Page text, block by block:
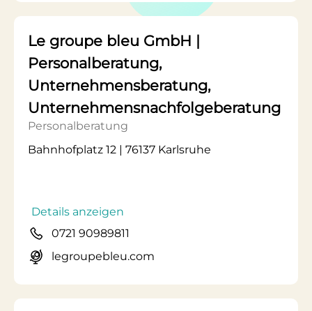
Le groupe bleu GmbH |
Personalberatung,
Unternehmensberatung,
Unternehmensnachfolgeberatung
Personalberatung
Bahnhofplatz 12 | 76137 Karlsruhe
Details anzeigen
0721 90989811
legroupebleu.com